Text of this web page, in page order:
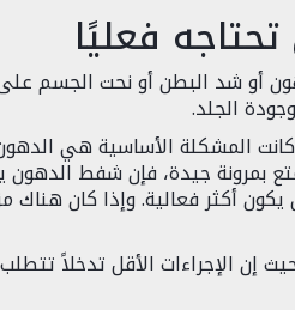
فعليًا
أو شد البطن أو نحت الجسم على
الجلد.
المشكلة الأساسية هي
بمرونة جيدة، فإن شفط الدهون
يكون أكثر فعالية. وإذا كان
الإجراءات الأقل تدخلاً